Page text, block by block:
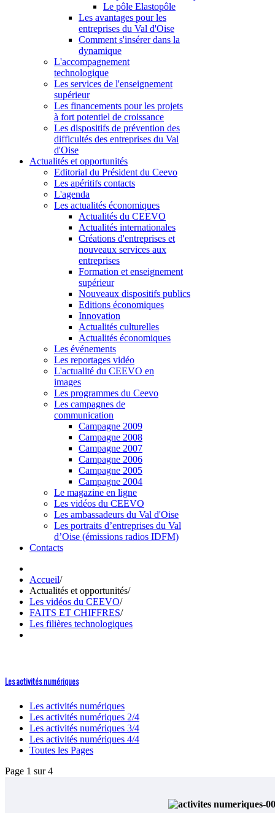
Le pôle Elastopôle
Les avantages pour les
entreprises du Val d'Oise
Comment s'insérer dans la
dynamique
L'accompagnement
technologique
Les services de l'enseignement
supérieur
Les financements pour les projets
à fort potentiel de croissance
Les dispositifs de prévention des
difficultés des entreprises du Val
d'Oise
Actualités et opportunités
Editorial du Président du Ceevo
Les apéritifs contacts
L'agenda
Les actualités économiques
Actualités du CEEVO
Actualités internationales
Créations d'entreprises et
nouveaux services aux
entreprises
Formation et enseignement
supérieur
Nouveaux dispositifs publics
Editions économiques
Innovation
Actualités culturelles
Actualités économiques
Les événements
Les reportages vidéo
L'actualité du CEEVO en
images
Les programmes du Ceevo
Les campagnes de
communication
Campagne 2009
Campagne 2008
Campagne 2007
Campagne 2006
Campagne 2005
Campagne 2004
Le magazine en ligne
Les vidéos du CEEVO
Les ambassadeurs du Val d'Oise
Les portraits d’entreprises du Val
d’Oise (émissions radios IDFM)
Contacts
Accueil/
Actualités et opportunités/
Les vidéos du CEEVO/
FAITS ET CHIFFRES/
Les filières technologiques
Les activités numériques
Les activités numériques
Les activités numériques 2/4
Les activités numériques 3/4
Les activités numériques 4/4
Toutes les Pages
Page 1 sur 4